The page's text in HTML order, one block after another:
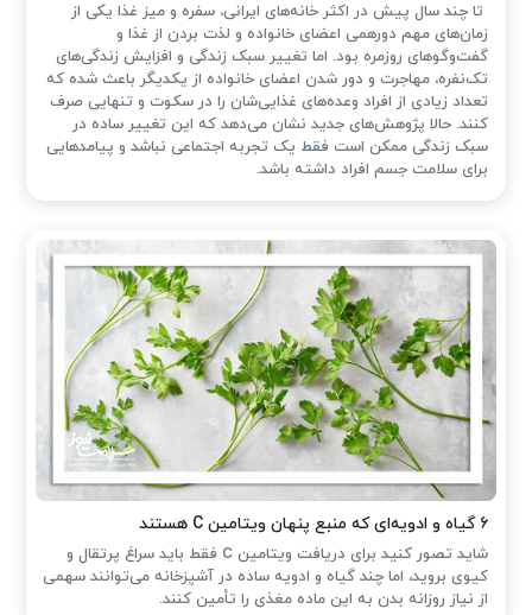
تا چند سال پیش در اکثر خانه‌های ایرانی، سفره و میز غذا یکی از
زمان‌های مهم دورهمی اعضای خانواده و لذت بردن از غذا و
گفت‌وگوهای روزمره بود. اما تغییر سبک زندگی و افزایش زندگی‌های
تک‌نفره، مهاجرت و دور شدن اعضای خانواده از یکدیگر باعث شده که
تعداد زیادی از افراد وعده‌های غذایی‌شان را در سکوت و تنهایی صرف
کنند. حالا پژوهش‌های جدید نشان می‌دهد که این تغییر ساده در
سبک زندگی ممکن است فقط یک تجربه اجتماعی نباشد و پیامدهایی
برای سلامت جسم افراد داشته باشد.
۶ گیاه و ادویه‌ای که منبع پنهان ویتامین C هستند
شاید تصور کنید برای دریافت ویتامین C فقط باید سراغ پرتقال و
کیوی بروید، اما چند گیاه و ادویه ساده در آشپزخانه می‌توانند سهمی
از نیاز روزانه بدن به این ماده مغذی را تأمین کنند.